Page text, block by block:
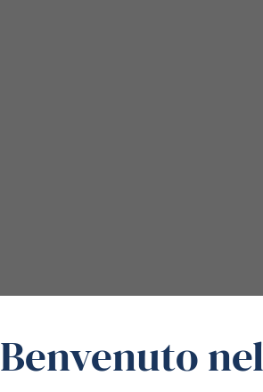
Benvenuto